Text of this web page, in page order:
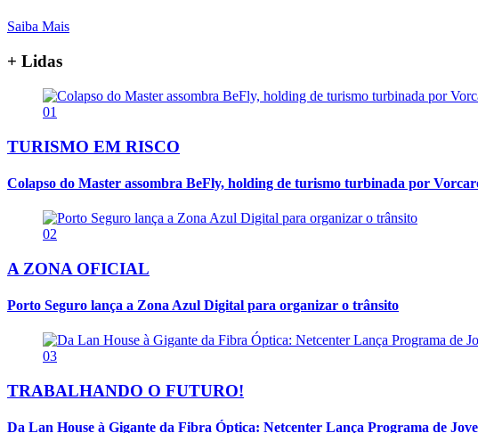
Saiba Mais
+ Lidas
01
TURISMO EM RISCO
Colapso do Master assombra BeFly, holding de turismo turbinada por
02
A ZONA OFICIAL
Porto Seguro lança a Zona Azul Digital para organizar o trânsito
03
TRABALHANDO O FUTURO!
Da Lan House à Gigante da Fibra Óptica: Netcenter Lança Programa de